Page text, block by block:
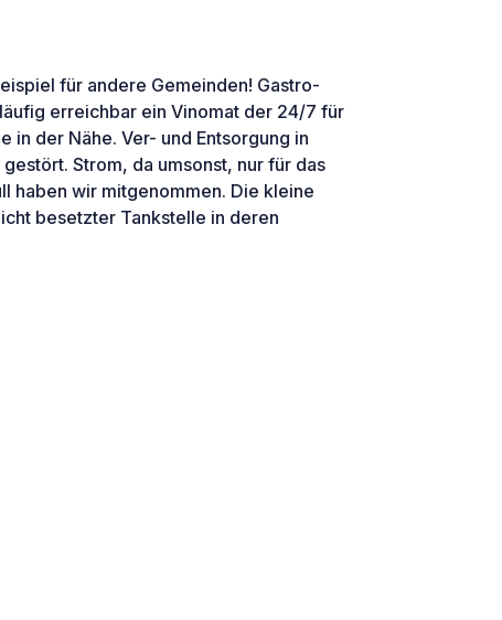
für andere Gemeinden! Gastro-
erreichbar ein Vinomat der 24/7 für
in der Nähe. Ver- und Entsorgung in
Strom, da umsonst, nur für das
haben wir mitgenommen. Die kleine
besetzter Tankstelle in deren